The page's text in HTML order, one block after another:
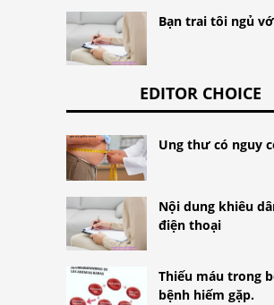
Bạn trai tôi ngủ
EDITOR CHOICE
Ung thư có nguy
Nội dung khiêu
điện thoại
Thiếu máu trong
bệnh hiếm gặp.